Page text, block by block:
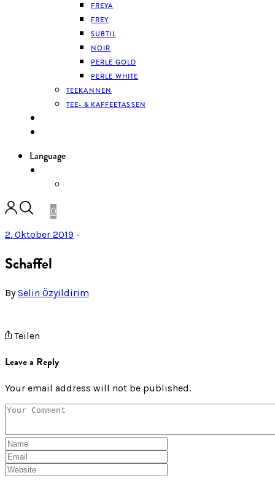
FREYA
FREY
SUBTIL
NOIR
PERLE GOLD
PERLE WHITE
TEEKANNEN
TEE- & KAFFEETASSEN
Language
0
2. Oktober 2019 -
Schaffel
BySelin Özyildirim
Teilen
Leave a Reply
Your email address will not be published.